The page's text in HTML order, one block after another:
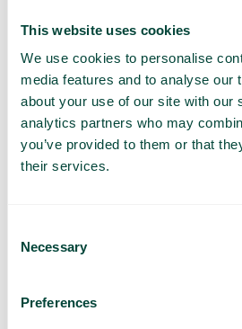
This website uses cookies
We use cookies to personalise
media features and to analyse
about your use of our site with our
analytics partners who may
you’ve provided to them or that
their services.
Selection
Necessary
Preferences
Offre adaptée à votre
Explorez les cas
d’utilisation pour votre
équipe
Sur base de 430 avis